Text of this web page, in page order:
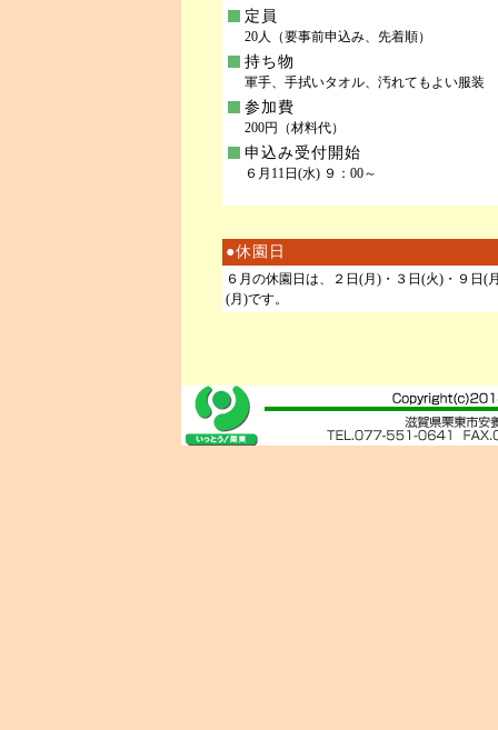
定員
20人（要事前申込み、先着順）
持ち物
軍手、手拭いタオル、汚れてもよい服装
参加費
200円（材料代）
申込み受付開始
６月11日(水) ９：00～
●休園日
６月の休園日は、２日(月)・３日(火)・９日(
(月)です。